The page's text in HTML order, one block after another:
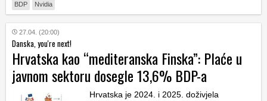
BDP Nvidia
27.04. (20:00)
Danska, you're next!
Hrvatska kao “mediteranska Finska”: Plaće u
javnom sektoru dosegle 13,6% BDP-a
Hrvatska je 2024. i 2025. doživjela